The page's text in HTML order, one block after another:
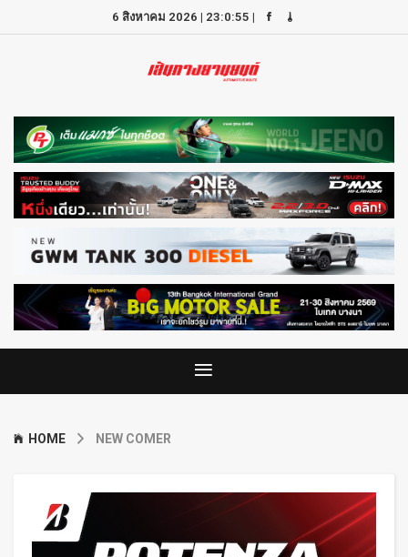
6 สิงหาคม 2026 | 23:0:55 |
HOME NEW COMER